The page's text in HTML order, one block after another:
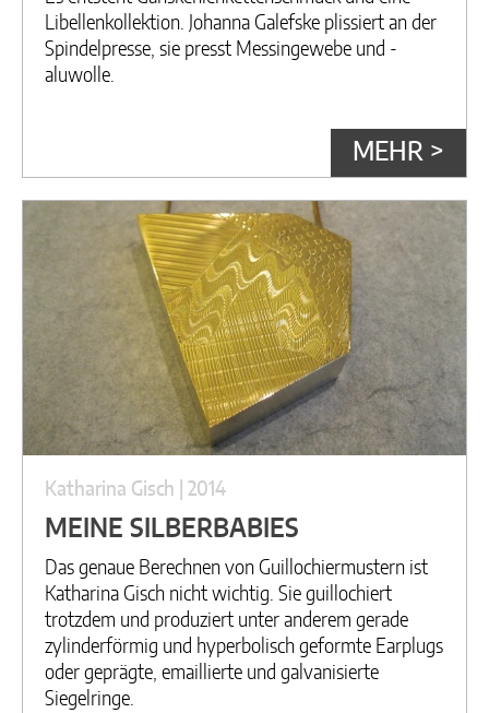
Libellenkollektion. Johanna Galefske plissiert an der
Spindelpresse, sie presst Messingewebe und -
aluwolle.
MEHR >
Katharina Gisch | 2014
MEINE SILBERBABIES
Das genaue Berechnen von Guillochiermustern ist
Katharina Gisch nicht wichtig. Sie guillochiert
trotzdem und produziert unter anderem gerade
zylinderförmig und hyperbolisch geformte Earplugs
oder geprägte, emaillierte und galvanisierte
Siegelringe.